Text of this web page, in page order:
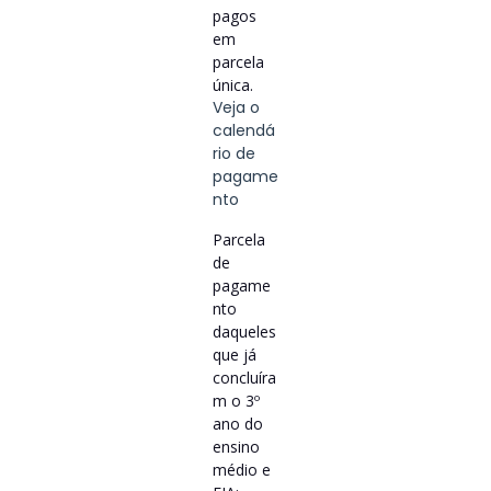
pagos
em
parcela
única.
Veja o
calendá
rio de
pagame
nto
Parcela
de
pagame
nto
daqueles
que já
concluíra
m o 3º
ano do
ensino
médio e